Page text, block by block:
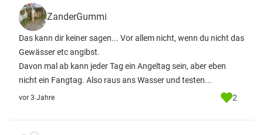
ZanderGummi
Das kann dir keiner sagen... Vor allem nicht, wenn du nicht das
Gewässer etc angibst.
Davon mal ab kann jeder Tag ein Angeltag sein, aber eben
nicht ein Fangtag. Also raus ans Wasser und testen...
vor 3 Jahre 2